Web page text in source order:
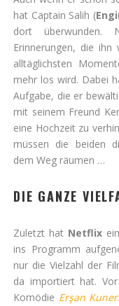
hat Captain Salih (
dort
Erinnerungen, die
alltäglichsten
mehr los wird. Dabei
Aufgabe, die er
mit seinem Freund
eine Hochzeit zu
müssen die beiden
dem Weg räumen …
DIE GANZE
Zuletzt hat Netflix
ins Programm
nur die Vielzahl der
da importiert hat.
Komödie Erşan